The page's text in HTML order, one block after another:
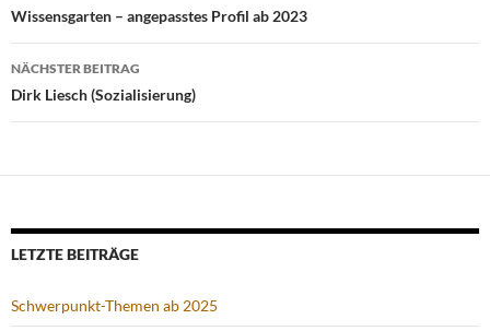
Navigation
Wissensgarten – angepasstes Profil ab 2023
NÄCHSTER BEITRAG
Dirk Liesch (Sozialisierung)
LETZTE BEITRÄGE
Schwerpunkt-Themen ab 2025